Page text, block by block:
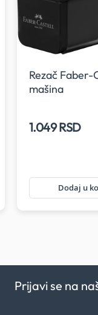
Rezač Faber-
mašina
1.049 RSD
Dodaj u
Prijavi se na